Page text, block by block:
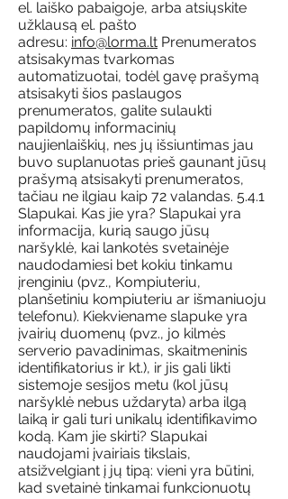
el. laiško pabaigoje, arba atsiųskite
užklausą el. pašto
adresu: info@lorma.lt Prenumeratos
atsisakymas tvarkomas
automatizuotai, todėl gavę prašymą
atsisakyti šios paslaugos
prenumeratos, galite sulaukti
papildomų informacinių
naujienlaiškių, nes jų išsiuntimas jau
buvo suplanuotas prieš gaunant jūsų
prašymą atsisakyti prenumeratos,
tačiau ne ilgiau kaip 72 valandas. 5.4.1
Slapukai. Kas jie yra? Slapukai yra
informacija, kurią saugo jūsų
naršyklė, kai lankotės svetainėje
naudodamiesi bet kokiu tinkamu
įrenginiu (pvz., Kompiuteriu,
planšetiniu kompiuteriu ar išmaniuoju
telefonu). Kiekviename slapuke yra
įvairių duomenų (pvz., jo kilmės
serverio pavadinimas, skaitmeninis
identifikatorius ir kt.), ir jis gali likti
sistemoje sesijos metu (kol jūsų
naršyklė nebus uždaryta) arba ilgą
laiką ir gali turi unikalų identifikavimo
kodą. Kam jie skirti? Slapukai
naudojami įvairiais tikslais,
atsižvelgiant į jų tipą: vieni yra būtini,
kad svetainė tinkamai funkcionuotų